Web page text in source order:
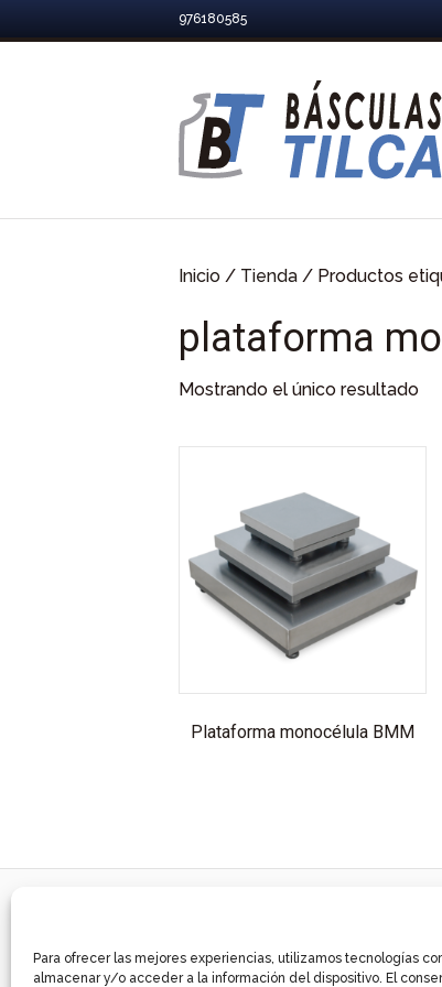
Para ofrecer las mejores experiencias, utilizamos tecnologías
almacenar y/o acceder a la información del dispositivo. El
976180585
Inicio / Tienda / Productos
plataforma
Mostrando el único resultado
Plataforma monocélula BMM